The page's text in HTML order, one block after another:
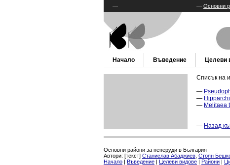
— Основни
—
Начало Въведение Целеви
Списък на
—
—
— Melitaea
— Назад
Основни райони за пеперуди в България
Автори: [текст] Станислав Абаджиев Стоян
Начало | Въведение | Целеви видове | Райони |